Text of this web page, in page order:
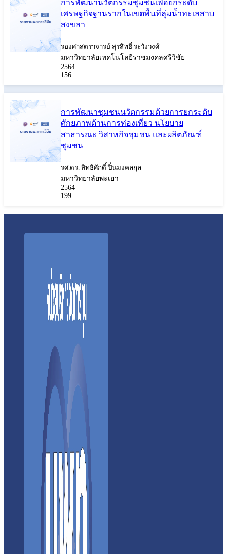
การพัฒนานวัตกรรมชุมชนเพื่อยกระดับ
เศรษฐกิจฐานรากในเขตพื้นที่ลุ่มน้ำทะเลสาบ
สงขลา
รองศาสตราจารย์ สุรสิทธิ์ ระวังวงศ์
มหาวิทยาลัยเทคโนโลยีราชมงคลศรีวิชัย
2564
156
การพัฒนาชุมชนนวัตกรรมด้วยการยกระดับ
ศักยภาพด้านการท่องเที่ยว นโยบาย
สาธารณะ วิสาหกิจชุมชน และผลิตภัณฑ์
ชุมชน
รศ.ดร. สิทธิศักดิ์ ปิ่นมงคลกุล
มหาวิทยาลัยพะเยา
2564
199